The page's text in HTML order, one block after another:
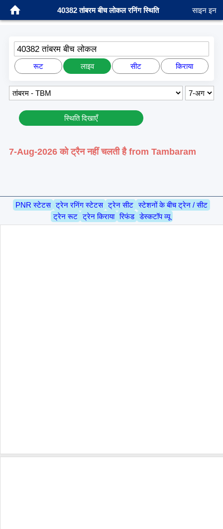
40382 तांबरम बीच लोकल रनिंग स्थिति साइन इन
40382 तांबरम बीच लोकल
रूट लाइव सीट किराया
स्थिति दिखाएँ
7-Aug-2026 को ट्रैन नहीं चलती है from Tambaram
PNR स्टेटस ट्रेन रनिंग स्टेटस ट्रेन सीट स्टेशनों के बीच ट्रेन / सीट
ट्रेन रूट ट्रेन किराया रिफंड डेस्कटॉप व्यू